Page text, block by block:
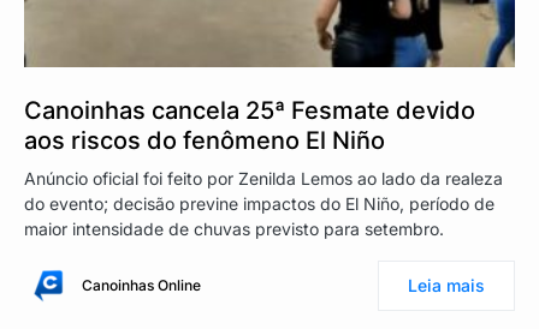
Canoinhas cancela 25ª Fesmate devido
aos riscos do fenômeno El Niño
Anúncio oficial foi feito por Zenilda Lemos ao lado da realeza
do evento; decisão previne impactos do El Niño, período de
maior intensidade de chuvas previsto para setembro.
Canoinhas Online Leia mais